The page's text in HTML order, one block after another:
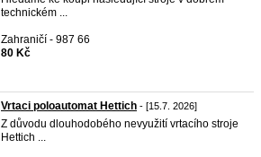
technickém ...
Zahraničí - 987 66
80 Kč
Vrtaci poloautomat Hettich - [15.7. 2026]
Z důvodu dlouhodobého nevyužití vrtacího stroje
Hettich ...